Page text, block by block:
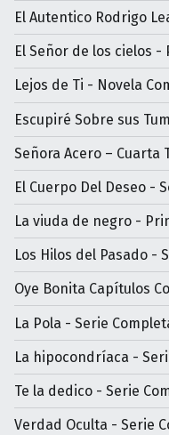
El Autentico Rodrigo
El Señor de los cielos
Lejos de Ti - Novela
Escupiré Sobre sus
Señora Acero – Cuarta
El Cuerpo Del Deseo -
La viuda de negro -
Los Hilos del Pasado -
Oye Bonita Capítulos
La Pola - Serie
La hipocondríaca -
Te la dedico - Serie
Verdad Oculta - Serie